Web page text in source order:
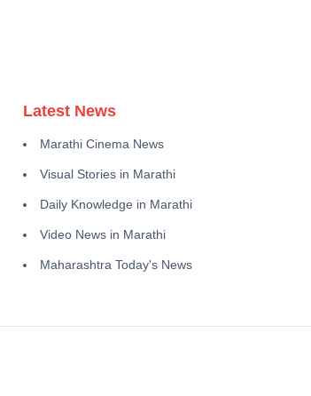
Latest News
Marathi Cinema News
Visual Stories in Marathi
Daily Knowledge in Marathi
Video News in Marathi
Maharashtra Today's News